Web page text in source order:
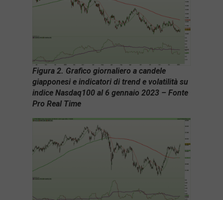
Figura 2. Grafico giornaliero a candele
giapponesi e indicatori di trend e volatilità su
indice Nasdaq100 al 6 gennaio 2023 – Fonte
Pro Real Time